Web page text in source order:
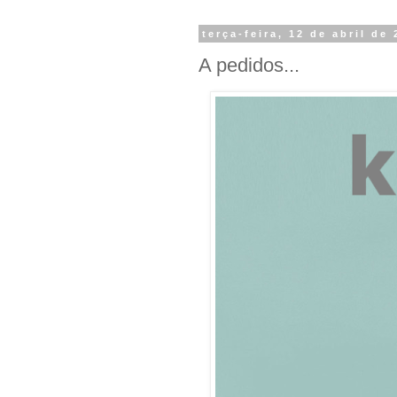
terça-feira, 12 de abril de
A pedidos...